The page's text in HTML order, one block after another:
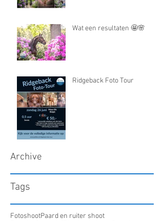
Wat een resultaten 🤩🌸
Ridgeback Foto Tour
Archive
Tags
FotoshootPaard en ruiter shoot